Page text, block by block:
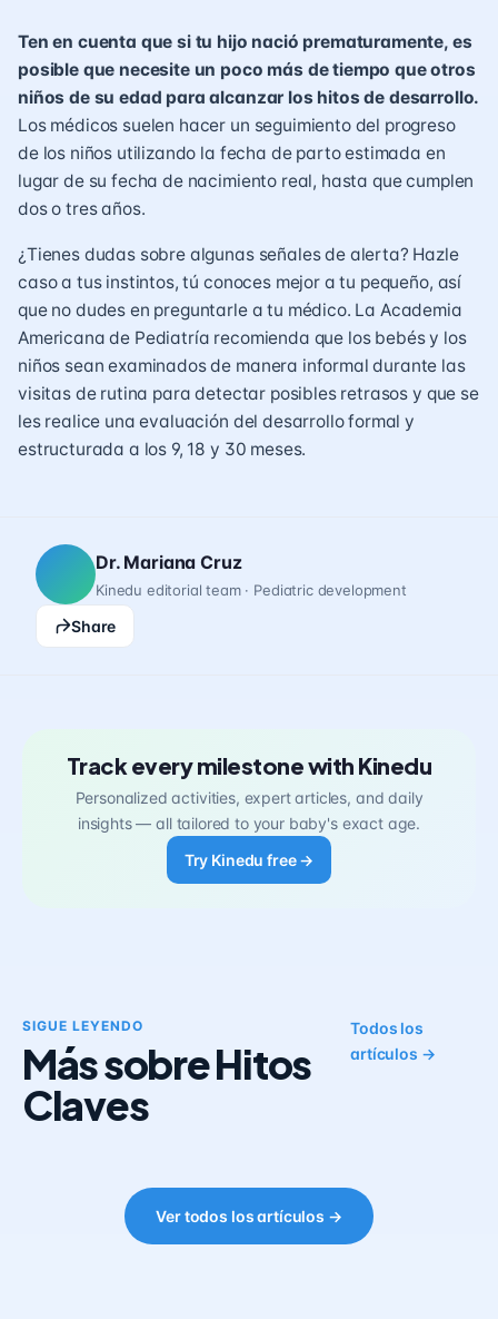
Ten en cuenta que si tu hijo nació prematuramente, es
posible que necesite un poco más de tiempo que otros
niños de su edad para alcanzar los hitos de desarrollo.
Los médicos suelen hacer un seguimiento del progreso
de los niños utilizando la fecha de parto estimada en
lugar de su fecha de nacimiento real, hasta que cumplen
dos o tres años.
¿Tienes dudas sobre algunas señales de alerta? Hazle
caso a tus instintos, tú conoces mejor a tu pequeño, así
que no dudes en preguntarle a tu médico. La Academia
Americana de Pediatría recomienda que los bebés y los
niños sean examinados de manera informal durante las
visitas de rutina para detectar posibles retrasos y que se
les realice una evaluación del desarrollo formal y
estructurada a los 9, 18 y 30 meses.
Dr. Mariana Cruz
Kinedu editorial team · Pediatric development
Share
Track every milestone with Kinedu
Personalized activities, expert articles, and daily
insights — all tailored to your baby's exact age.
Try Kinedu free →
SIGUE LEYENDO
Más sobre Hitos
Claves
Todos los
artículos →
Ver todos los artículos →